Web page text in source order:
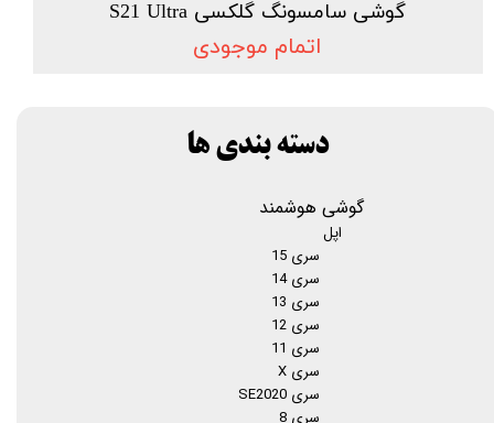
گوشی سامسونگ گلکسی S21 Ultra
اتمام موجودی
گوشی هوشمند
اپل
سری 15
سری 14
سری 13
سری 12
سری 11
سری X
سری SE2020
دسته بندی ها